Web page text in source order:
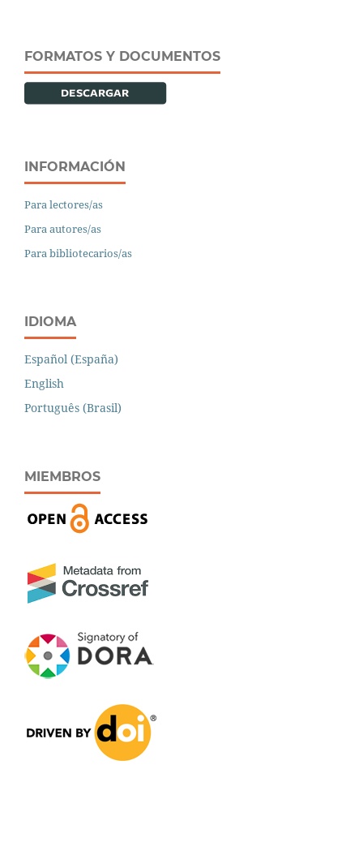
FORMATOS Y DOCUMENTOS
INFORMACIÓN
Para lectores/as
Para autores/as
Para bibliotecarios/as
IDIOMA
Español (España)
English
Português (Brasil)
MIEMBROS